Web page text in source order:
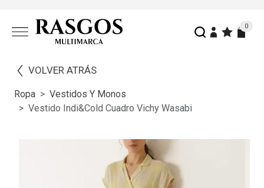
0
VOLVER ATRÁS
Ropa
Vestidos Y Monos
Vestido Indi&cold Cuadro Vichy Wasabi